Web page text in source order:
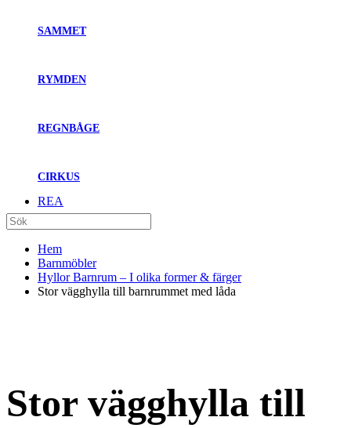
SAMMET
RYMDEN
REGNBÅGE
CIRKUS
REA
Hem
Barnmöbler
Hyllor Barnrum – I olika former & färger
Stor vägghylla till barnrummet med låda
Stor vägghylla till